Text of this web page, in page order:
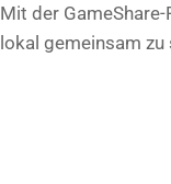
Mit der
lokal gemeinsam zu